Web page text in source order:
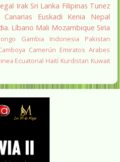
Irak Sri Lanka Filipinas Tunez
Canarias Euskadi Kenia
Nepal
Líbano Mali Mozambique Siria
Gambia Indonesia
Pakistan
Camerún Emiratos Arabes
Ecuatorial Haití Kurdistan Kuwait